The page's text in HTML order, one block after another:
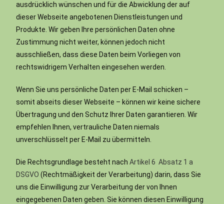
ausdrücklich wünschen und für die Abwicklung der auf
dieser Webseite angebotenen Dienstleistungen und
Produkte. Wir geben Ihre persönlichen Daten ohne
Zustimmung nicht weiter, können jedoch nicht
ausschließen, dass diese Daten beim Vorliegen von
rechtswidrigem Verhalten eingesehen werden.
Wenn Sie uns persönliche Daten per E-Mail schicken –
somit abseits dieser Webseite – können wir keine sichere
Übertragung und den Schutz Ihrer Daten garantieren. Wir
empfehlen Ihnen, vertrauliche Daten niemals
unverschlüsselt per E-Mail zu übermitteln.
Die Rechtsgrundlage besteht nachArtikel 6 Absatz 1 a
DSGVO (Rechtmäßigkeit der Verarbeitung) darin, dass Sie
uns die Einwilligung zur Verarbeitung der von Ihnen
eingegebenen Daten geben. Sie können diesen Einwilligung